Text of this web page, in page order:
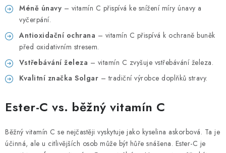
Méně únavy – vitamín C přispívá ke snížení míry únavy a
vyčerpání.
Antioxidační ochrana – vitamín C přispívá k ochraně buněk
před oxidativním stresem.
Vstřebávání železa – vitamín C zvyšuje vstřebávání železa.
Kvalitní značka Solgar – tradiční výrobce doplňků stravy.
Ester-C vs. běžný vitamín C
Běžný vitamín C se nejčastěji vyskytuje jako kyselina askorbová. Ta je
účinná, ale u citlivějších osob může být hůře snášena. Ester-C je